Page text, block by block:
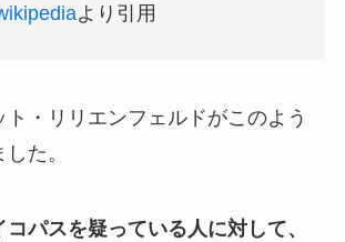
より引用
・リリエンフェルドがこのよう
た。
パスを疑っている人に対して、